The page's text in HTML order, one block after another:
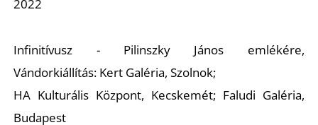
2022
Infinitívusz - Pilinszky János emlékére,
Vándorkiállítás: Kert Galéria, Szolnok;
HA Kulturális Központ, Kecskemét; Faludi Galéria,
Budapest